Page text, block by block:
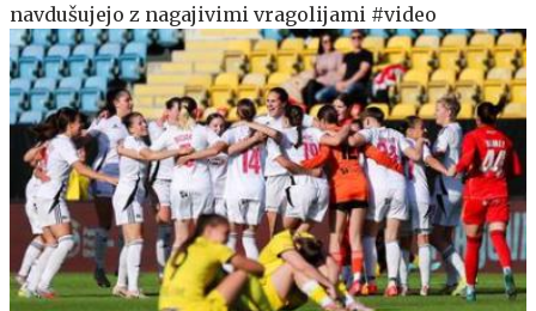
navdušujejo z nagajivimi vragolijami #video